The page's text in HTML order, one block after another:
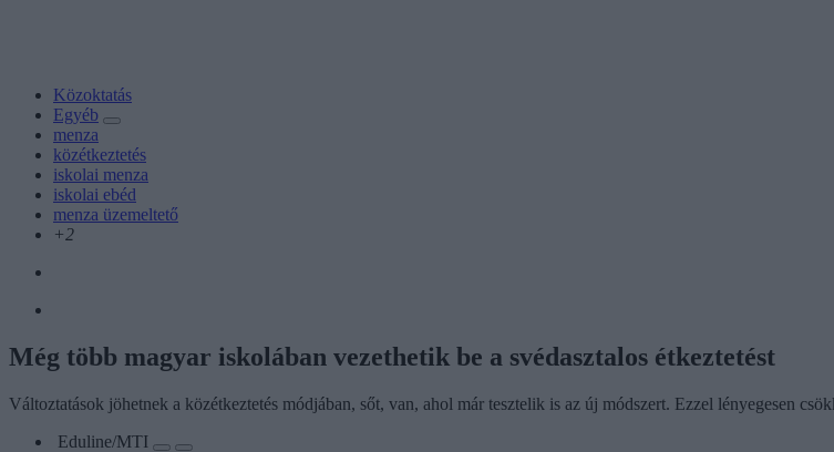
Közoktatás
Egyéb
menza
közétkeztetés
iskolai menza
iskolai ebéd
menza üzemeltető
+2
Még több magyar iskolában vezethetik be a svédasztalos étkeztetést
Változtatások jöhetnek a közétkeztetés módjában, sőt, van, ahol már tesztelik is az új módszert. Ezzel lényegesen
Eduline/MTI